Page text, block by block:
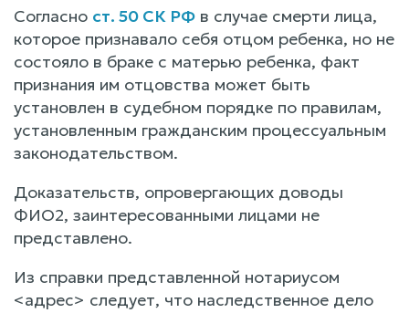
Согласно ст. 50 СК РФ в случае смерти лица,
которое признавало себя отцом ребенка, но не
состояло в браке с матерью ребенка, факт
признания им отцовства может быть
установлен в судебном порядке по правилам,
установленным гражданским процессуальным
законодательством.
Доказательств, опровергающих доводы
ФИО2, заинтересованными лицами не
представлено.
Из справки представленной нотариусом
<адрес> следует, что наследственное дело